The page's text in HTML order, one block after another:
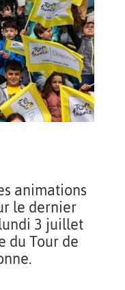
animations
le dernier
3 juillet
du Tour de